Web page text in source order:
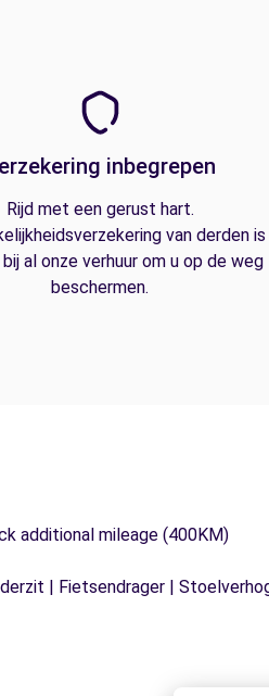
inbegrepen
Rijd met een gerust hart.
van derden is
al onze verhuur om u op de
beschermen.
additional mileage (400KM)
| Fietsendrager |